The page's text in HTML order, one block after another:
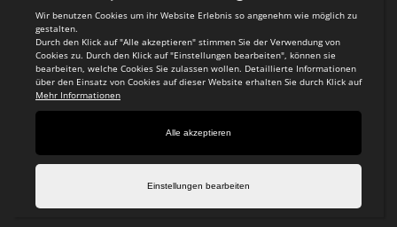
Teamsports 2
Dein Sportverein online